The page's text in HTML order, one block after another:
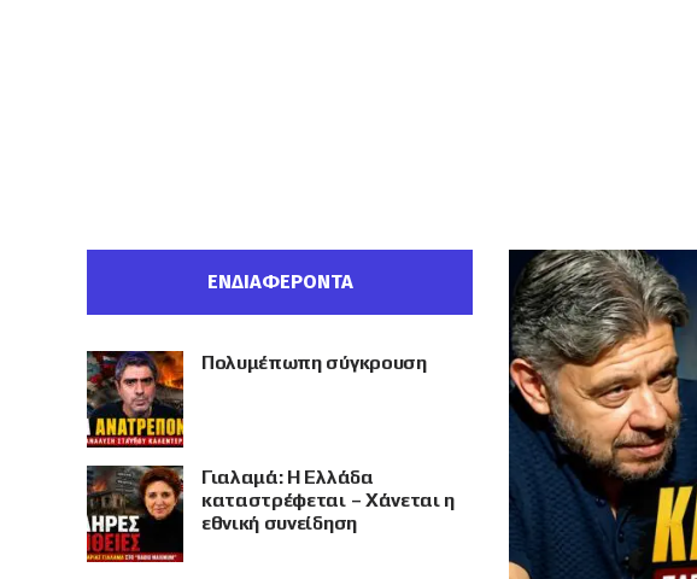
ΕΝΔΙΑΦΕΡΟΝΤΑ
Πολυμέπωπη σύγκρουση
Γιαλαμά: Η Ελλάδα
καταστρέφεται – Χάνεται η
εθνική συνείδηση